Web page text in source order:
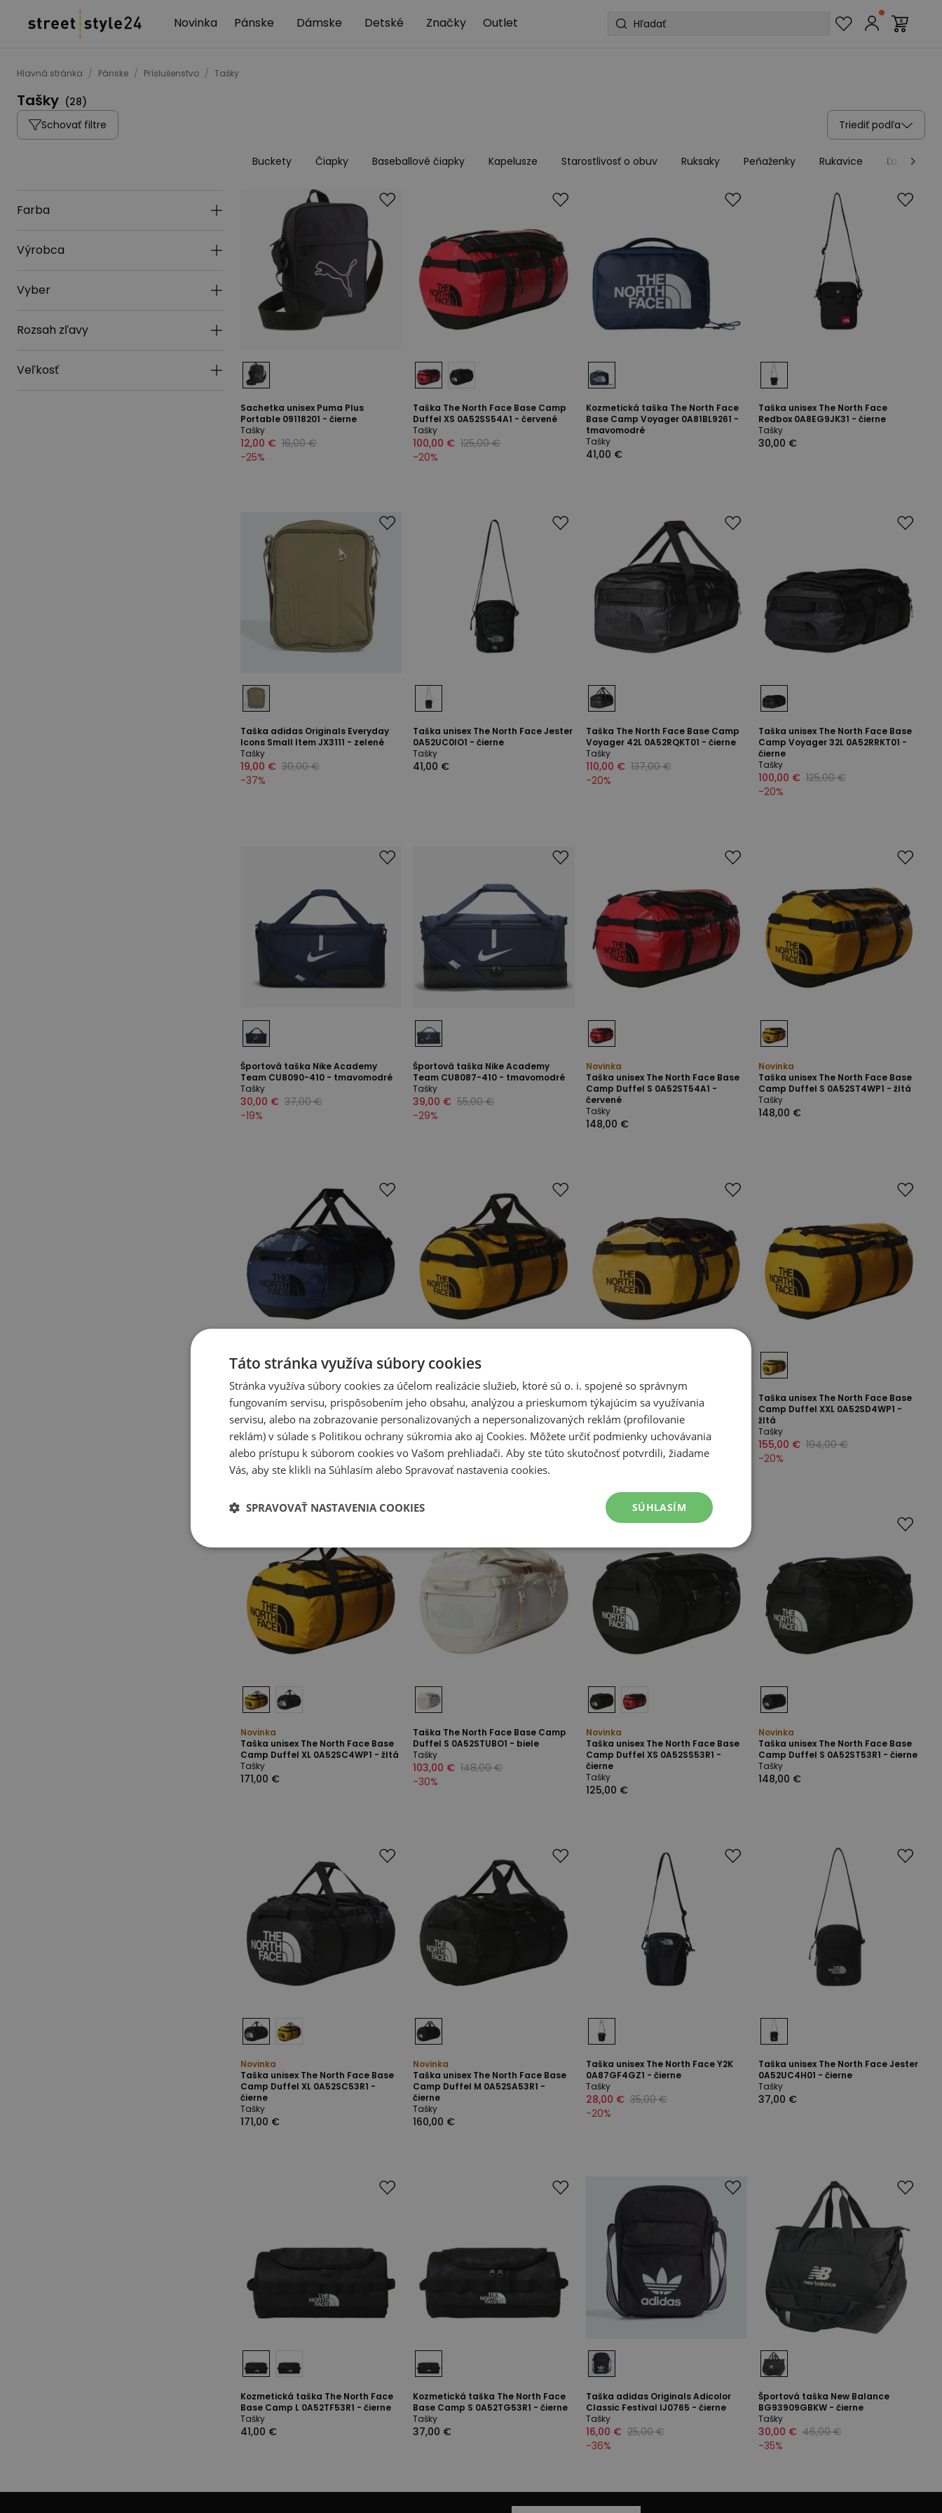
Novinka Pánske Dámske Detské Značky Outlet
Hlavná stránka / Pánske / Príslušenstvo / Tašky
Tašky (28)
Schovať filtre
Triediť podľa
Farba
Výrobca
Vyber
Rozsah zľavy
Veľkosť
Buckety Čiapky Baseballové čiapky Kapelusze Starostlivosť o obuv Ruksaky Peňaženky Rukavice Ľadvinky
Sachetka unisex Puma Plus
Portable 09118201 - čierne
Tašky
12,00 € 16,00 €
-25%
Taška The North Face Base Camp
Duffel XS 0A52SS54A1 - červené
Tašky
100,00 € 125,00 €
-20%
Kozmetická taška The North Face
Base Camp Voyager 0A81BL9261 -
tmavomodré
Tašky
41,00 €
Taška unisex The North Face
Redbox 0A8EG9JK31 - čierne
Tašky
30,00 €
Taška adidas Originals Everyday
Icons Small Item JX3111 - zelené
Tašky
19,00 € 30,00 €
-37%
Taška unisex The North Face Jester
0A52UC0IO1 - čierne
Tašky
41,00 €
Taška The North Face Base Camp
Voyager 42L 0A52RQKT01 - čierne
Tašky
110,00 € 137,00 €
-20%
Taška unisex The North Face Base
Camp Voyager 32L 0A52RRKT01 -
čierne
Tašky
100,00 € 125,00 €
-20%
Športová taška Nike Academy
Team CU8090-410 - tmavomodré
Tašky
30,00 € 37,00 €
-19%
Športová taška Nike Academy
Team CU8087-410 - tmavomodré
Tašky
39,00 € 55,00 €
-29%
Novinka
Taška unisex The North Face Base
Camp Duffel S 0A52ST54A1 -
červené
Tašky
148,00 €
Novinka
Taška unisex The North Face Base
Camp Duffel S 0A52ST4WP1 - žltá
Tašky
148,00 €
Novinka
Taška unisex The North Face Base
Camp Duffel M 0A52SA4Y21 -
tmavomodré
Tašky
160,00 €
Novinka
Taška unisex The North Face Base
Camp Duffel M 0A52SA4WP1 - žltá
Tašky
160,00 €
Novinka
Taška unisex The North Face Base
Camp Duffel XS 0A52SS4WP1 - žltá
Tašky
125,00 €
Taška unisex The North Face Base
Camp Duffel XXL 0A52SD4WP1 -
žltá
Tašky
155,00 € 194,00 €
-20%
Novinka
Taška unisex The North Face Base
Camp Duffel XL 0A52SC4WP1 - žltá
Tašky
171,00 €
Taška The North Face Base Camp
Duffel S 0A52STUBO1 - biele
Tašky
103,00 € 148,00 €
-30%
Novinka
Taška unisex The North Face Base
Camp Duffel XS 0A52SS53R1 -
čierne
Tašky
125,00 €
Novinka
Taška unisex The North Face Base
Camp Duffel S 0A52ST53R1 - čierne
Tašky
148,00 €
Novinka
Taška unisex The North Face Base
Camp Duffel XL 0A52SC53R1 -
čierne
Tašky
171,00 €
Novinka
Taška unisex The North Face Base
Camp Duffel M 0A52SA53R1 -
čierne
Tašky
160,00 €
Taška unisex The North Face Y2K
0A87GF4GZ1 - čierne
Tašky
28,00 € 35,00 €
-20%
Taška unisex The North Face Jester
0A52UC4H01 - čierne
Tašky
37,00 €
Kozmetická taška The North Face
Base Camp L 0A52TF53R1 - čierne
Tašky
41,00 €
Kozmetická taška The North Face
Base Camp S 0A52TG53R1 - čierne
Tašky
37,00 €
Taška adidas Originals Adicolor
Classic Festival IJ0765 - čierne
Tašky
16,00 € 25,00 €
-36%
Športová taška New Balance
BG93909GBKW - čierne
Tašky
30,00 € 46,00 €
-35%
Táto stránka využíva súbory cookies
Stránka využíva súbory cookies za účelom realizácie služieb, ktoré sú o. i. spojené so správnym
fungovaním servisu, prispôsobením jeho obsahu, analýzou a prieskumom týkajúcim sa využívania
servisu, alebo na zobrazovanie personalizovaných a nepersonalizovaných reklám (profilovanie
reklám) v súlade s Politikou ochrany súkromia ako aj Cookies. Môžete určiť podmienky uchovávania
alebo prístupu k súborom cookies vo Vašom prehliadači. Aby ste túto skutočnosť potvrdili, žiadame
Vás, aby ste klikli na Súhlasím alebo Spravovať nastavenia cookies.
SÚHLASÍM
SPRAVOVAŤ NASTAVENIA COOKIES